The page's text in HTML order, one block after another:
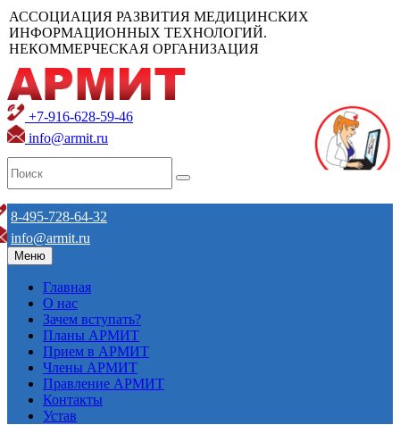
АССОЦИАЦИЯ РАЗВИТИЯ МЕДИЦИНСКИХ
ИНФОРМАЦИОННЫХ ТЕХНОЛОГИЙ.
НЕКОММЕРЧЕСКАЯ ОРГАНИЗАЦИЯ
+7-916-628-59-46
info@armit.ru
8-495-728-64-32
info@armit.ru
Меню
Главная
О нас
Зачем вступать?
Планы АРМИТ
Прием в АРМИТ
Члены АРМИТ
Правление АРМИТ
Контакты
Устав